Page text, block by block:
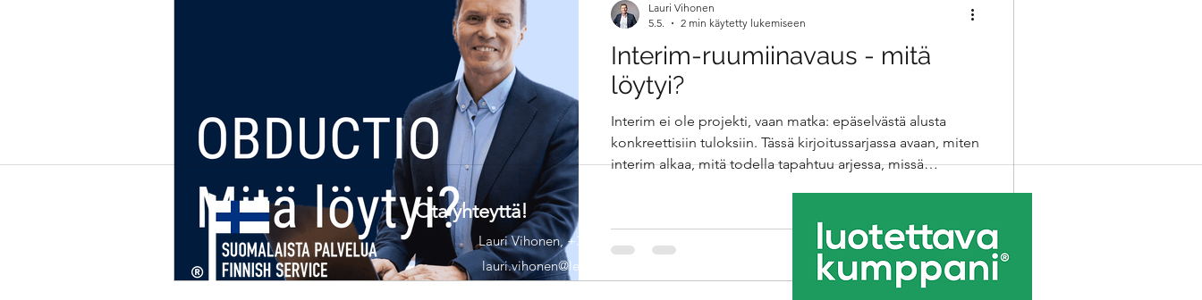
Interim-ruumiinavaus - mitä
löytyi?
Interim ei ole projekti, vaan matka: epäselvästä alusta
konkreettisiin tuloksiin. Tässä kirjoitussarjassa avaan, miten
interim alkaa, mitä todella tapahtuu arjessa, missä
todellisuuteen – se on erilaista kuin luulet.
Lauri Vihonen
5.5.
2 min käytetty lukemiseen
Ota yhteyttä!
Lauri Vihonen, +358 50 4381912
lauri.vihonen@leadersbeacon.fi